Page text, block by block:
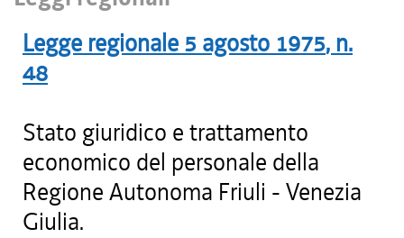
Legge regionale 5 agosto 1975, n.
48
Stato giuridico e trattamento
economico del personale della
Regione Autonoma Friuli - Venezia
Giulia.